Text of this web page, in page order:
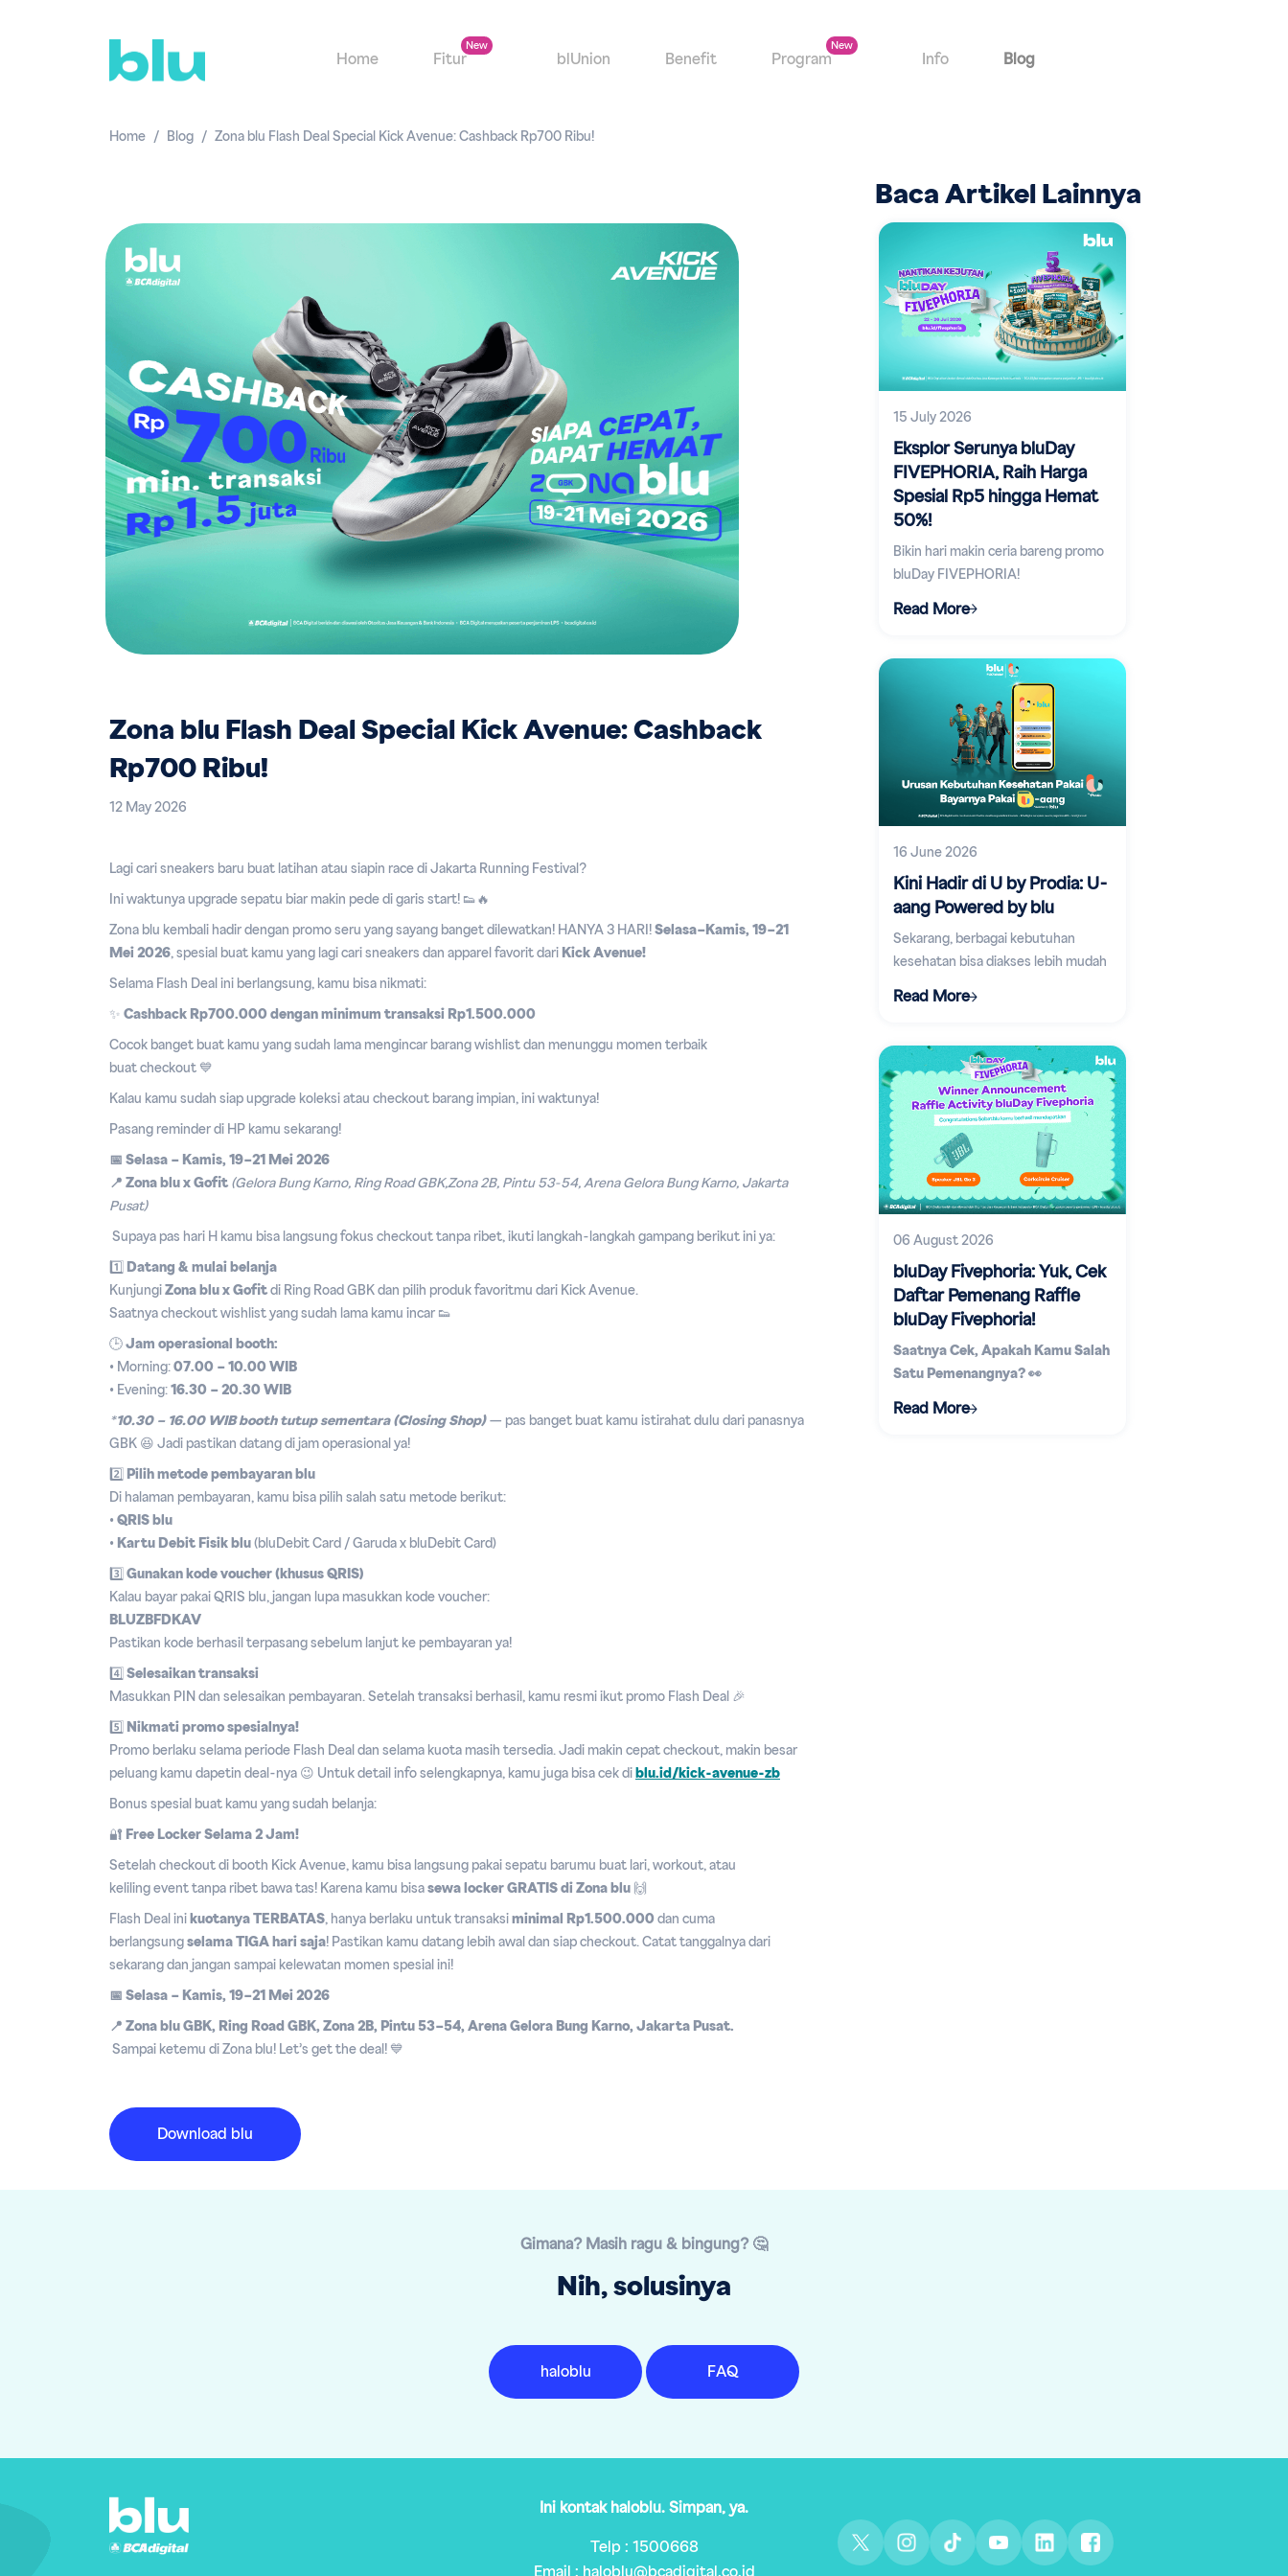
Home Fitur blUnion Benefit Program Info Blog
Home Blog Zona blu Flash Deal Special Kick Avenue: Cashback Rp700 Ribu!
Zona blu Flash Deal Special Kick Avenue: Cashback
Rp700 Ribu!
12 May 2026
Lagi cari sneakers baru buat latihan atau siapin race di Jakarta Running Festival?
Ini waktunya upgrade sepatu biar makin pede di garis start! 👟🔥
Zona blu kembali hadir dengan promo seru yang sayang banget dilewatkan! HANYA 3 HARI!Selasa–Kamis, 19–21
Mei 2026, spesial buat kamu yang lagi cari sneakers dan apparel favorit dari Kick Avenue!
Selama Flash Deal ini berlangsung, kamu bisa nikmati:
✨ Cashback Rp700.000 dengan minimum transaksi Rp1.500.000
Cocok banget buat kamu yang sudah lama mengincar barang wishlist dan menunggu momen terbaik
buat checkout 💙
Kalau kamu sudah siap upgrade koleksi atau checkout barang impian, ini waktunya!
Pasang reminder di HP kamu sekarang!
📅 Selasa – Kamis, 19–21 Mei 2026
📍 Zona blu x Gofit (Gelora Bung Karno, Ring Road GBK,Zona 2B, Pintu 53-54, Arena Gelora Bung Karno, Jakarta
Pusat)
Supaya pas hari H kamu bisa langsung fokus checkout tanpa ribet, ikuti langkah-langkah gampang berikut ini ya:
1️⃣ Datang & mulai belanja
KunjungiZona blu x Gofitdi Ring Road GBK dan pilih produk favoritmu dari Kick Avenue.
Saatnya checkout wishlist yang sudah lama kamu incar 👟
🕒Jam operasional booth:
• Morning:07.00 – 10.00 WIB
• Evening:16.30 – 20.30 WIB
*10.30 – 16.00 WIB booth tutup sementara (Closing Shop) — pas banget buat kamu istirahat dulu dari panasnya
GBK 😆 Jadi pastikan datang di jam operasional ya!
2️⃣ Pilih metode pembayaran blu
Di halaman pembayaran, kamu bisa pilih salah satu metode berikut:
• QRIS blu
• Kartu Debit Fisik blu(bluDebit Card / Garuda x bluDebit Card)
3️⃣ Gunakan kode voucher (khusus QRIS)
Kalau bayar pakai QRIS blu, jangan lupa masukkan kode voucher:
BLUZBFDKAV
Pastikan kode berhasil terpasang sebelum lanjut ke pembayaran ya!
4️⃣ Selesaikan transaksi
Masukkan PIN dan selesaikan pembayaran. Setelah transaksi berhasil, kamu resmi ikut promo Flash Deal 🎉
5️⃣ Nikmati promo spesialnya!
Promo berlaku selama periode Flash Deal dan selama kuota masih tersedia. Jadi makin cepat checkout, makin besar
peluang kamu dapetin deal-nya 😉 Untuk detail info selengkapnya, kamu juga bisa cek diblu.id/kick-avenue-zb
Bonus spesial buat kamu yang sudah belanja:
🔐 Free Locker Selama 2 Jam!
Setelah checkout di booth Kick Avenue, kamu bisa langsung pakai sepatu barumu buat lari, workout, atau
keliling event tanpa ribet bawa tas! Karena kamu bisasewa locker GRATIS di Zona blu 🙌
Flash Deal inikuotanya TERBATAS, hanya berlaku untuk transaksiminimal Rp1.500.000dan cuma
berlangsungselama TIGA hari saja! Pastikan kamu datang lebih awal dan siap checkout. Catat tanggalnya dari
sekarang dan jangan sampai kelewatan momen spesial ini!
📅 Selasa – Kamis, 19–21 Mei 2026
📍 Zona blu GBK, Ring Road GBK, Zona 2B, Pintu 53–54, Arena Gelora Bung Karno, Jakarta Pusat.
Sampai ketemu di Zona blu! Let’s get the deal! 💙
Download blu
Baca Artikel Lainnya
15 July 2026
Eksplor Serunya bluDay
FIVEPHORIA, Raih Harga
Spesial Rp5 hingga Hemat
50%!
Bikin hari makin ceria bareng promo
bluDay FIVEPHORIA!
Read More
16 June 2026
Kini Hadir di U by Prodia: U-
aang Powered by blu
Sekarang, berbagai kebutuhan
kesehatan bisa diakses lebih mudah
lewat aplikasi digital.
Read More
06 August 2026
bluDay Fivephoria: Yuk, Cek
Daftar Pemenang Raffle
bluDay Fivephoria!
Saatnya Cek, Apakah Kamu Salah
Satu Pemenangnya? 👀
Read More
Gimana? Masih ragu & bingung? 🤔
Nih, solusinya
haloblu FAQ
Ini kontak haloblu. Simpan, ya.
Telp : 1500668
Email : haloblu@bcadigital.co.id